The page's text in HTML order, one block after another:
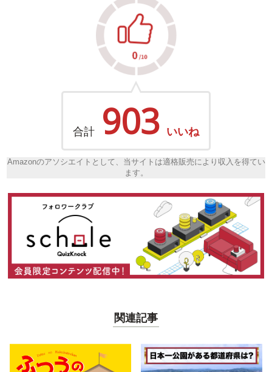
合計 903 いいね
Amazonのアソシエイトとして、当サイトは適格販売により収入を得てい
ます。
関連記事